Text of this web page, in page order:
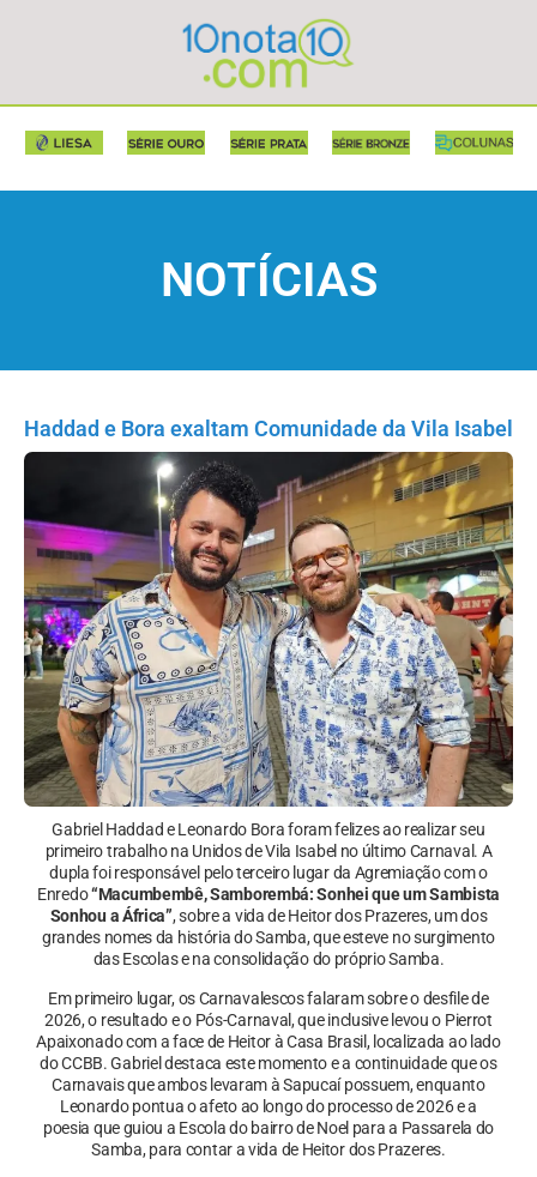
NOTÍCIAS
Haddad e Bora exaltam Comunidade da Vila Isabel
Gabriel Haddad e Leonardo Bora foram felizes ao realizar seu
primeiro trabalho na Unidos de Vila Isabel no último Carnaval. A
dupla foi responsável pelo terceiro lugar da Agremiação com o
Enredo“Macumbembê, Samborembá: Sonhei que um Sambista
Sonhou a África”, sobre a vida de Heitor dos Prazeres, um dos
grandes nomes da história do Samba, que esteve no surgimento
das Escolas e na consolidação do próprio Samba.
Em primeiro lugar, os Carnavalescos falaram sobre o desfile de
2026, o resultado e o Pós-Carnaval, que inclusive levou o Pierrot
Apaixonado com a face de Heitor à Casa Brasil, localizada ao lado
do CCBB. Gabriel destaca este momento e a continuidade que os
Carnavais que ambos levaram à Sapucaí possuem, enquanto
Leonardo pontua o afeto ao longo do processo de 2026 e a
poesia que guiou a Escola do bairro de Noel para a Passarela do
Samba, para contar a vida de Heitor dos Prazeres.